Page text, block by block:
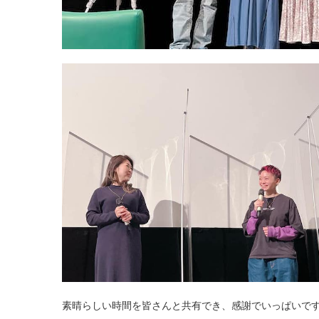
素晴らしい時間を皆さんと共有でき、感謝でいっぱいで